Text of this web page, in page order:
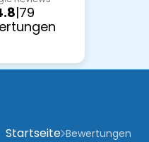
|79
Startseite Bewertungen